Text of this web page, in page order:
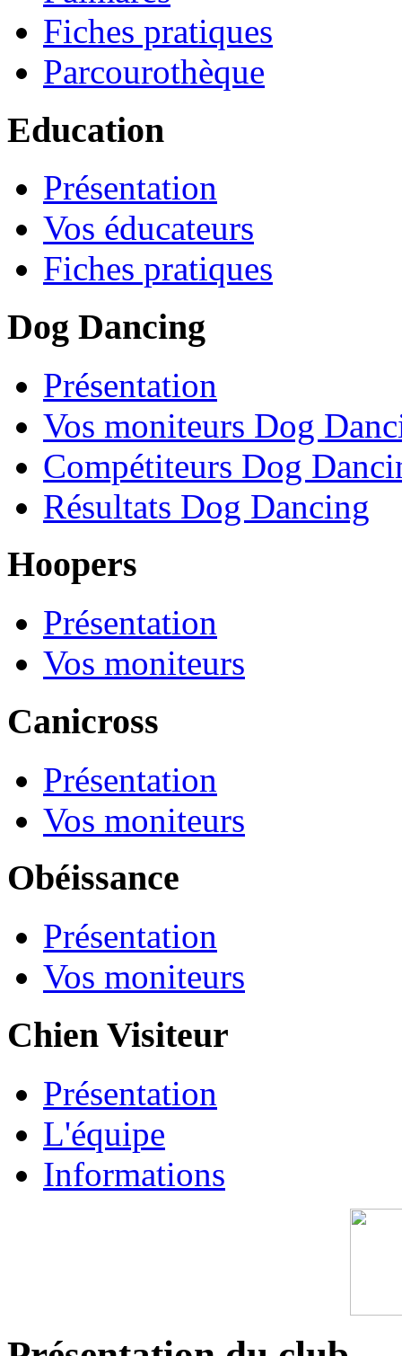
Fiches pratiques
Parcourothèque
Education
Présentation
Vos éducateurs
Fiches pratiques
Dog Dancing
Présentation
Vos moniteurs Dog
Compétiteurs Dog
Résultats Dog Dancing
Hoopers
Présentation
Vos moniteurs
Canicross
Présentation
Vos moniteurs
Obéissance
Présentation
Vos moniteurs
Chien Visiteur
Présentation
L'équipe
Informations